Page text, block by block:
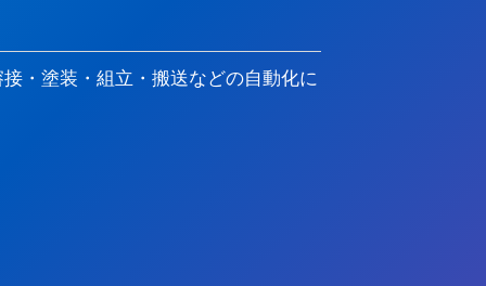
・塗装・組立・搬送などの自動化に